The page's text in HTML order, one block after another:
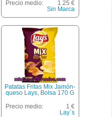
Precio medio:
1.25 €
Sin Marca
Patatas Fritas Mix Jamón-
queso Lays, Bolsa 170 G
Precio medio:
1 €
Lay`s